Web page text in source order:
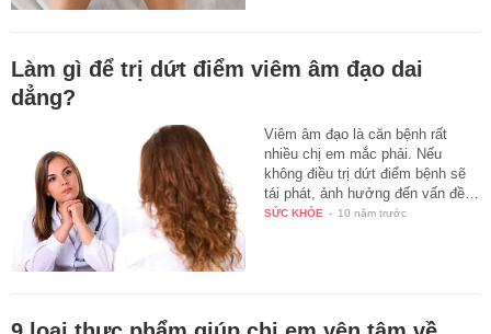
Làm gì để trị dứt điểm viêm âm đạo dai
dẳng?
Viêm âm đạo là căn bệnh rất
nhiều chị em mắc phải. Nếu
không điều trị dứt điểm bệnh sẽ
tái phát, ảnh hưởng đến vấn đề…
SỨC KHỎE - 10 năm trước